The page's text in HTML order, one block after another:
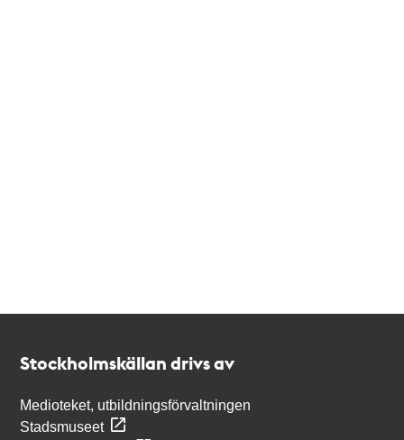
Stockholmskällan drivs av
Medioteket, utbildningsförvaltningen
Stadsmuseet